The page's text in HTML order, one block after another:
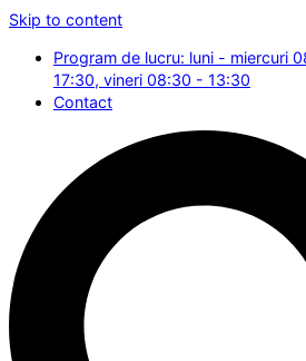
Skip to content
Program de lucru: luni - miercuri
17:30, vineri 08:30 - 13:30
Contact